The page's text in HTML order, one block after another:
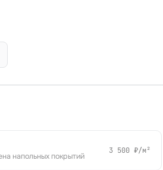
напольных покрытий
3 500 ₽/м²